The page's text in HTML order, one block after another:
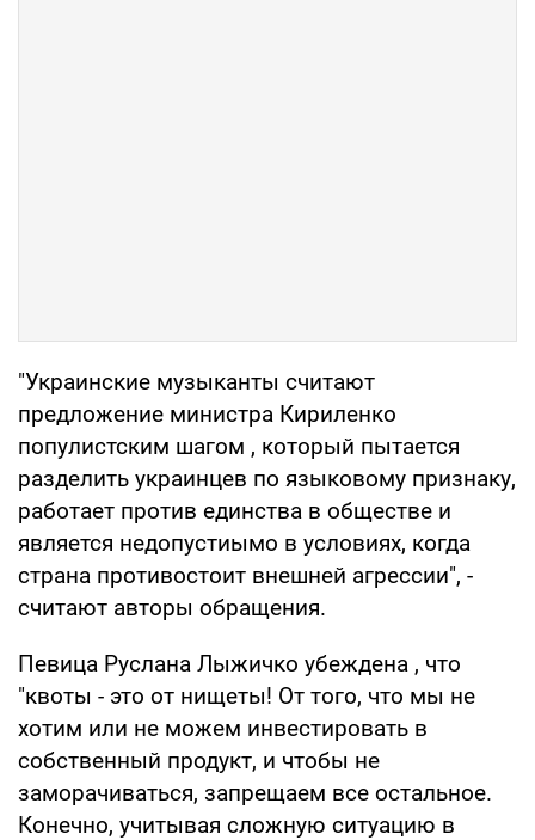
"Украинские музыканты считают
предложение министра Кириленко
популистским шагом , который пытается
разделить украинцев по языковому признаку,
работает против единства в обществе и
является недопустиымо в условиях, когда
страна противостоит внешней агрессии", -
считают авторы обращения.
Певица Руслана Лыжичко убеждена , что
"квоты - это от нищеты! От того, что мы не
хотим или не можем инвестировать в
собственный продукт, и чтобы не
заморачиваться, запрещаем все остальное.
Конечно, учитывая сложную ситуацию в